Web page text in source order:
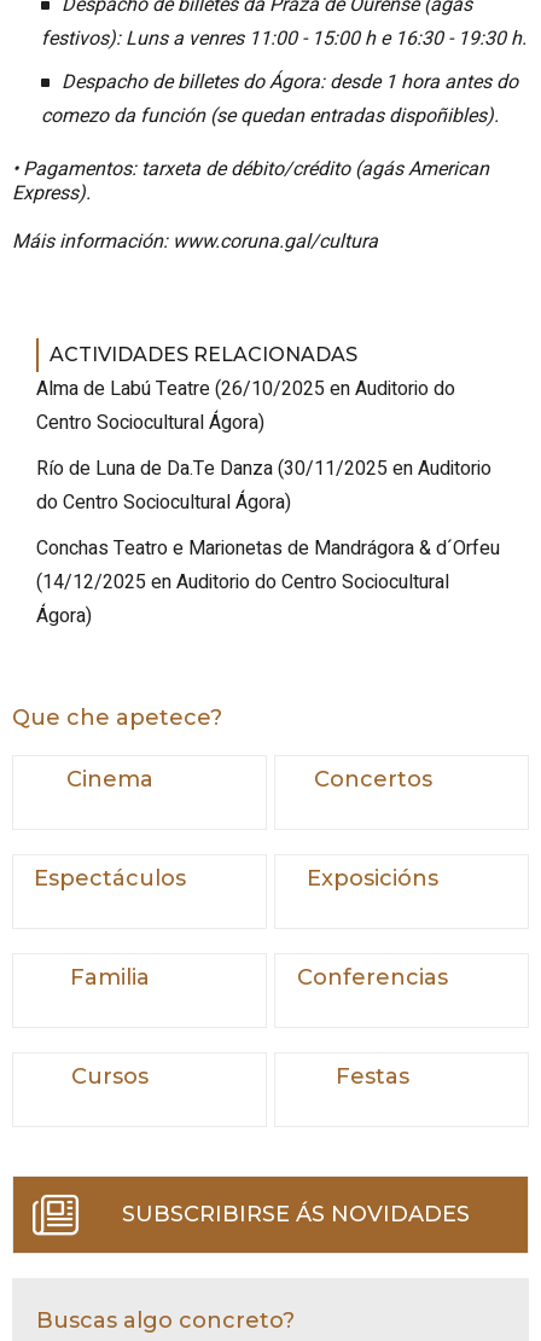
festivos): Luns a venres 11:00 - 15:00 h e 16:30 - 19:30 h.
Despacho de billetes do Ágora: desde 1 hora antes do
comezo da función (se quedan entradas dispoñibles).
• Pagamentos: tarxeta de débito/crédito (agás American
Express).
Máis información: www.coruna.gal/cultura
ACTIVIDADES RELACIONADAS
Alma de Labú Teatre(26/10/2025 en Auditorio do
Centro Sociocultural Ágora)
Río de Luna de Da.Te Danza(30/11/2025 en Auditorio
do Centro Sociocultural Ágora)
Conchas Teatro e Marionetas de Mandrágora & d´Orfeu
(14/12/2025 en Auditorio do Centro Sociocultural
Ágora)
Que che apetece?
Cinema Concertos
Espectáculos Exposicións
Familia Conferencias
Cursos Festas
SUBSCRIBIRSE ÁS NOVIDADES
Buscas algo concreto?